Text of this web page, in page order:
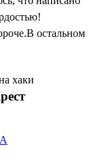
остальном
хаки